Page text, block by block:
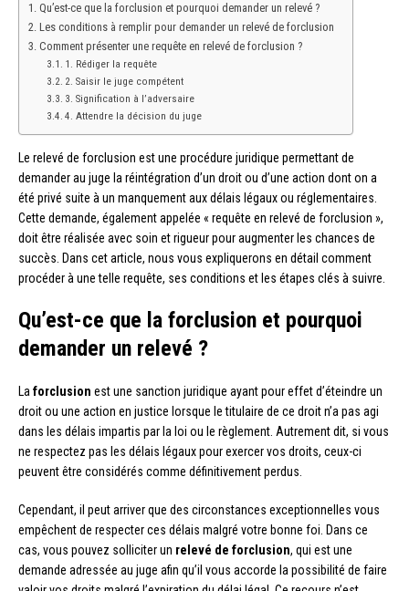
Qu’est-ce que la forclusion et pourquoi demander un relevé ?
Les conditions à remplir pour demander un relevé de forclusion
Comment présenter une requête en relevé de forclusion ?
1. Rédiger la requête
2. Saisir le juge compétent
3. Signification à l’adversaire
4. Attendre la décision du juge
Le relevé de forclusion est une procédure juridique permettant de
demander au juge la réintégration d’un droit ou d’une action dont on a
été privé suite à un manquement aux délais légaux ou réglementaires.
Cette demande, également appelée « requête en relevé de forclusion »,
doit être réalisée avec soin et rigueur pour augmenter les chances de
succès. Dans cet article, nous vous expliquerons en détail comment
procéder à une telle requête, ses conditions et les étapes clés à suivre.
Qu’est-ce que la forclusion et pourquoi
demander un relevé ?
Laforclusion est une sanction juridique ayant pour effet d’éteindre un
droit ou une action en justice lorsque le titulaire de ce droit n’a pas agi
dans les délais impartis par la loi ou le règlement. Autrement dit, si vous
ne respectez pas les délais légaux pour exercer vos droits, ceux-ci
peuvent être considérés comme définitivement perdus.
Cependant, il peut arriver que des circonstances exceptionnelles vous
empêchent de respecter ces délais malgré votre bonne foi. Dans ce
cas, vous pouvez solliciter un relevé de forclusion, qui est une
demande adressée au juge afin qu’il vous accorde la possibilité de faire